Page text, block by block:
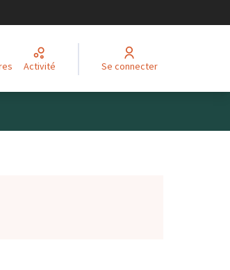
Activité Se connecter